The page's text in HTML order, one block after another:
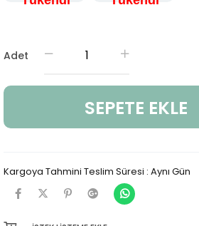
Adet
Kargoya Tahmini Teslim Süresi : Aynı Gün